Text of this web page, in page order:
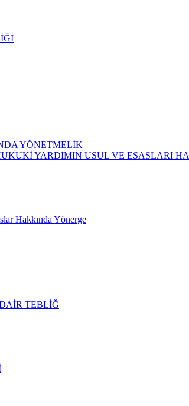
YÖNETMELİK
YARDIMIN USUL VE ESASLARI
Hakkında Yönerge
TEBLİĞ